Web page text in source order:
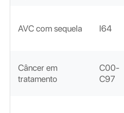
AVC com sequela I64
Câncer em
tratamento
C00-
C97